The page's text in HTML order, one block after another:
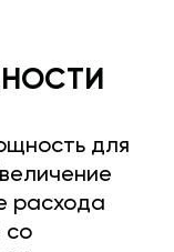
для
расхода
со